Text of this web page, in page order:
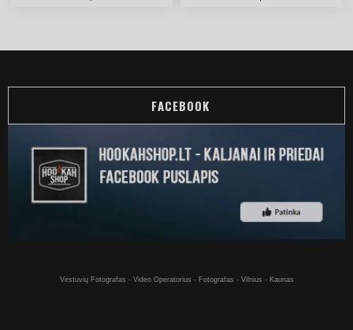
FACEBOOK
Vestuvių Fotografas - Video Operatorius - Fotografas - Vilnius - Kaunas